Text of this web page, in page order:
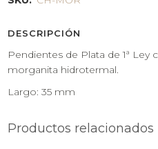
DESCRIPCIÓN
Pendientes de Plata de 1ª
morganita hidrotermal.
Largo: 35 mm
Productos relacionados